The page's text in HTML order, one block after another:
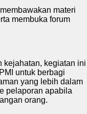
materi
membuka forum
kejahatan, kegiatan ini
untuk berbagi
yang lebih dalam
pelaporan apabila
orang.